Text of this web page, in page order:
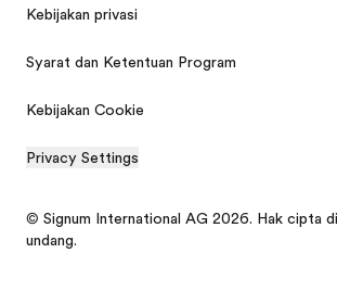
Kebijakan privasi
Syarat dan Ketentuan Program
Kebijakan Cookie
Privacy Settings
© Signum International AG 2026. Hak cipta
undang.